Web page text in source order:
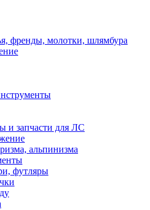
френды, молотки, шлямбура
и запчасти для ЛС
альпинизма
футляры